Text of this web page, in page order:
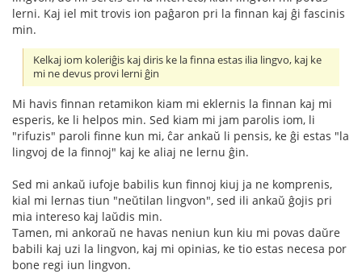
lerni. Kaj iel mit trovis ion paĝaron pri la finnan kaj ĝi fascinis
min.
Kelkaj iom koleriĝis kaj diris ke la finna estas ilia lingvo, kaj ke
mi ne devus provi lerni ĝin
Mi havis finnan retamikon kiam mi eklernis la finnan kaj mi
esperis, ke li helpos min. Sed kiam mi jam parolis iom, li
"rifuzis" paroli finne kun mi, ĉar ankaŭ li pensis, ke ĝi estas "la
lingvoj de la finnoj" kaj ke aliaj ne lernu ĝin.
Sed mi ankaŭ iufoje babilis kun finnoj kiuj ja ne komprenis,
kial mi lernas tiun "neŭtilan lingvon", sed ili ankaŭ ĝojis pri
mia intereso kaj laŭdis min.
Tamen, mi ankoraŭ ne havas neniun kun kiu mi povas daŭre
babili kaj uzi la lingvon, kaj mi opinias, ke tio estas necesa por
bone regi iun lingvon.